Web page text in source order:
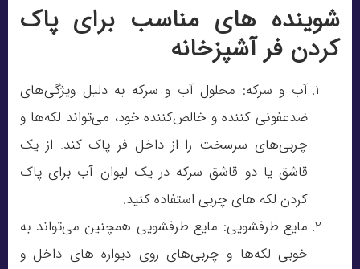
شوینده های مناسب برای پاک
کردن فر آشپزخانه
آب و سرکه: محلول آب و سرکه به دلیل ویژگی‌های
ضدعفونی کننده و خالص‌کننده خود، می‌تواند لکه‌ها و
چربی‌های سرسخت را از داخل فر پاک کند. از یک
قاشق یا دو قاشق سرکه در یک لیوان آب برای پاک
کردن لکه های چربی استفاده کنید.
مایع ظرفشویی: مایع ظرفشویی همچنین می‌تواند به
خوبی لکه‌ها و چربی‌های روی دیواره های داخل و